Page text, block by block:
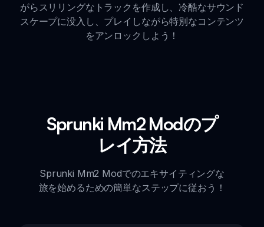
がらスリリングなトラックを作成し、冷酷なサウンド
スケープに没入し、プレイしながら特別なコンテンツ
をアンロックしよう！
Sprunki Mm2 Modのプ
レイ方法
Sprunki Mm2 Modでのエキサイティングな
旅を始めるための簡単なステップに従おう！